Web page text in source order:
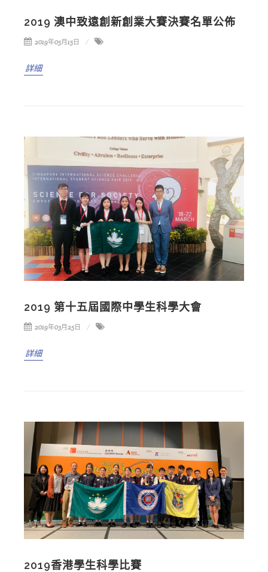
2019 澳中致遠創新創業大賽決賽名單公佈
2019年05月15日
詳細
2019 第十五屆國際中學生科學大會
2019年03月25日
詳細
2019香港學生科學比賽